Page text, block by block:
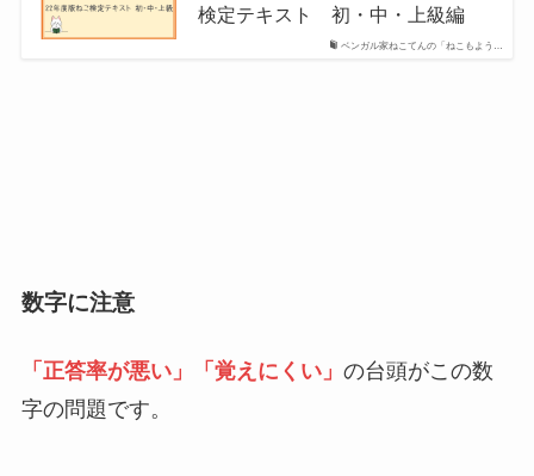
ベンガル家ねこてんの「ねこもよう…
検定テキスト 初・中・上級編
数字に注意
「正答率が悪い」「覚えにくい」 の台頭がこの数
字の問題です。